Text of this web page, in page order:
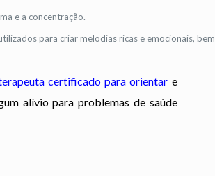
e a concentração.
para criar melodias ricas e emocionais, bem
certificado para orientar e
alívio para problemas de saúde